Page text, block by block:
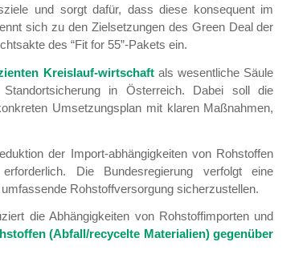
und sorgt dafür, dass diese konsequent im
sich zu den Zielsetzungen des Green Deal der
des “Fit for 55”-Pakets ein.
Kreislauf-wirtschaftals wesentliche Säule
in Österreich. Dabei soll die
Umsetzungsplan mit klaren Maßnahmen,
der Import-abhängigkeiten von Rohstoffen
Die Bundesregierung verfolgt eine
Rohstoffversorgung sicherzustellen.
die Abhängigkeiten von Rohstoffimporten und
(Abfall/recycelte Materialien) gegenüber